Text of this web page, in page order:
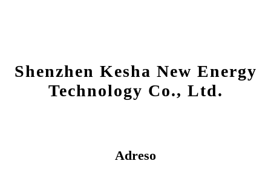
Shenzhen Kesha New Energy
Technology Co., Ltd.
Adreso